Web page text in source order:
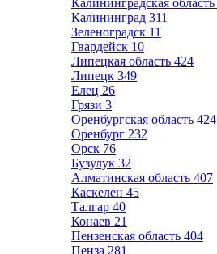
Калининградская область
Калининград 311
Зеленоградск 11
Гвардейск 10
Липецкая область 424
Липецк 349
Елец 26
Грязи 3
Оренбургская область 424
Оренбург 232
Орск 76
Бузулук 32
Алматинская область 407
Каскелен 45
Талгар 40
Конаев 21
Пензенская область 404
Пенза 281